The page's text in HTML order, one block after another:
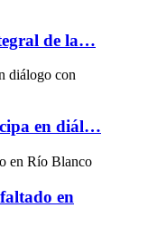
de la…
en diál…
en